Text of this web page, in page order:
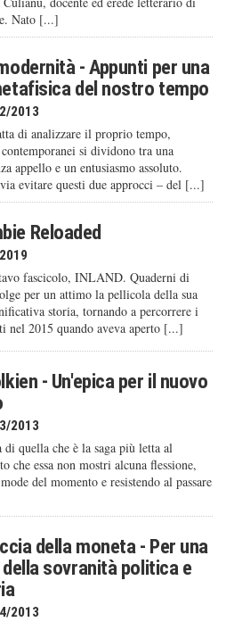
Nato [...]
- Appunti per una
del nostro tempo
2013
di analizzare il proprio tempo,
si dividono tra una
appello e un entusiasmo assoluto.
evitare questi due approcci – del [...]
Reloaded
fascicolo, INLAND. Quaderni di
per un attimo la pellicola della sua
storia, tornando a percorrere i
nel 2015 quando aveva aperto [...]
- Un'epica per il nuovo
2013
quella che è la saga più letta al
che essa non mostri alcuna flessione,
del momento e resistendo al passare
della moneta - Per una
sovranità politica e
2013